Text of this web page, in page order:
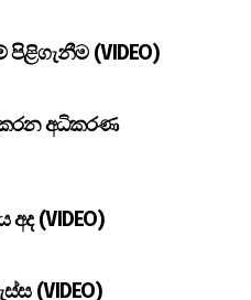
(VIDEO)
අධිකරණ
අද (VIDEO)
(VIDEO)